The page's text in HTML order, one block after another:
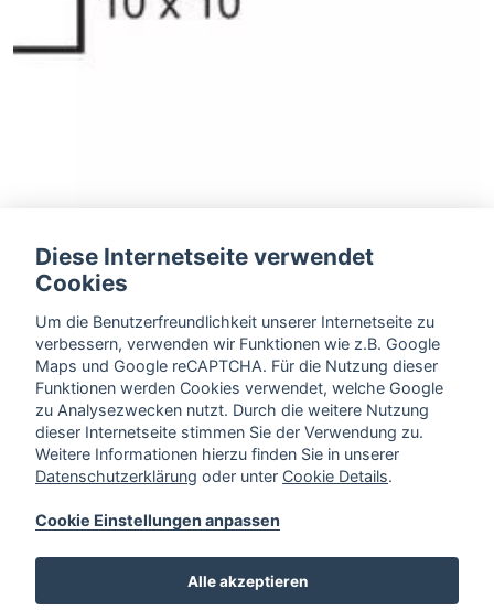
Falz + Nut
wird wahlweise mit Gummidichtung geliefert
* Die Anzahl der Felder wird in Bezug zur Frontengröße
ermittelt 4/6/8/…
Diese Internetseite verwendet
Cookies
Um die Benutzerfreundlichkeit unserer Internetseite zu
verbessern, verwenden wir Funktionen wie z.B. Google
Maps und Google reCAPTCHA. Für die Nutzung dieser
Funktionen werden Cookies verwendet, welche Google
zu Analysezwecken nutzt. Durch die weitere Nutzung
dieser Internetseite stimmen Sie der Verwendung zu.
Weitere Informationen hierzu finden Sie in unserer
Datenschutzerklärung oder unter Cookie Details.
Cookie Einstellungen anpassen
Alle akzeptieren